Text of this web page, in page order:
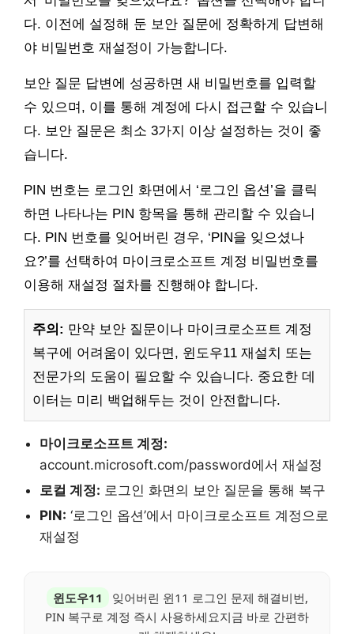
다. 이전에 설정해 둔 보안 질문에 정확하게 답변해
야 비밀번호 재설정이 가능합니다.
보안 질문 답변에 성공하면 새 비밀번호를 입력할
수 있으며, 이를 통해 계정에 다시 접근할 수 있습니
다. 보안 질문은 최소 3가지 이상 설정하는 것이 좋
습니다.
PIN 번호는 로그인 화면에서 ‘로그인 옵션’을 클릭
하면 나타나는 PIN 항목을 통해 관리할 수 있습니
다. PIN 번호를 잊어버린 경우, ‘PIN을 잊으셨나
요?’를 선택하여 마이크로소프트 계정 비밀번호를
이용해 재설정 절차를 진행해야 합니다.
주의: 만약 보안 질문이나 마이크로소프트 계정
복구에 어려움이 있다면, 윈도우11 재설치 또는
전문가의 도움이 필요할 수 있습니다. 중요한 데
이터는 미리 백업해두는 것이 안전합니다.
마이크로소프트 계정:
account.microsoft.com/password에서 재설정
로컬 계정: 로그인 화면의 보안 질문을 통해 복구
PIN: ‘로그인 옵션’에서 마이크로소프트 계정으로
재설정
윈도우11
잊어버린 윈11 로그인 문제 해결비번,
PIN 복구로 계정 즉시 사용하세요지금 바로 간편하